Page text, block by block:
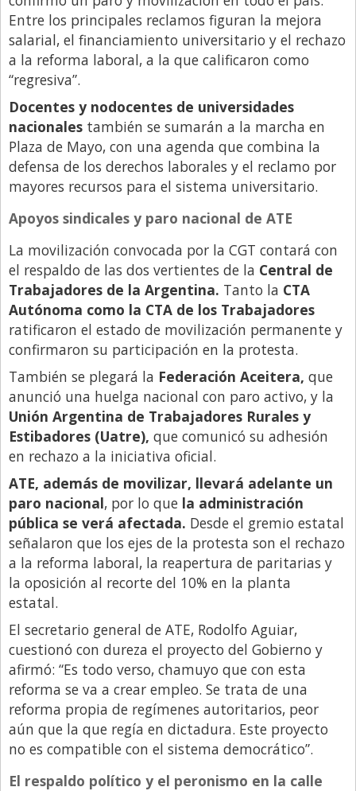
Entre los principales reclamos figuran la mejora
salarial, el financiamiento universitario y el rechazo
a la reforma laboral, a la que calificaron como
“regresiva”.
Docentes y nodocentes de universidades
nacionales también se sumarán a la marcha en
Plaza de Mayo, con una agenda que combina la
defensa de los derechos laborales y el reclamo por
mayores recursos para el sistema universitario.
Apoyos sindicales y paro nacional de ATE
La movilización convocada por la CGT contará con
el respaldo de las dos vertientes de la Central de
Trabajadores de la Argentina. Tanto la CTA
Autónoma como la CTA de los Trabajadores
ratificaron el estado de movilización permanente y
confirmaron su participación en la protesta.
También se plegará la Federación Aceitera, que
anunció una huelga nacional con paro activo, y la
Unión Argentina de Trabajadores Rurales y
Estibadores (Uatre), que comunicó su adhesión
en rechazo a la iniciativa oficial.
ATE, además de movilizar, llevará adelante un
paro nacional, por lo que la administración
pública se verá afectada. Desde el gremio estatal
señalaron que los ejes de la protesta son el rechazo
a la reforma laboral, la reapertura de paritarias y
la oposición al recorte del 10% en la planta
estatal.
El secretario general de ATE, Rodolfo Aguiar,
cuestionó con dureza el proyecto del Gobierno y
afirmó: “Es todo verso, chamuyo que con esta
reforma se va a crear empleo. Se trata de una
reforma propia de regímenes autoritarios, peor
aún que la que regía en dictadura. Este proyecto
no es compatible con el sistema democrático”.
El respaldo político y el peronismo en la calle